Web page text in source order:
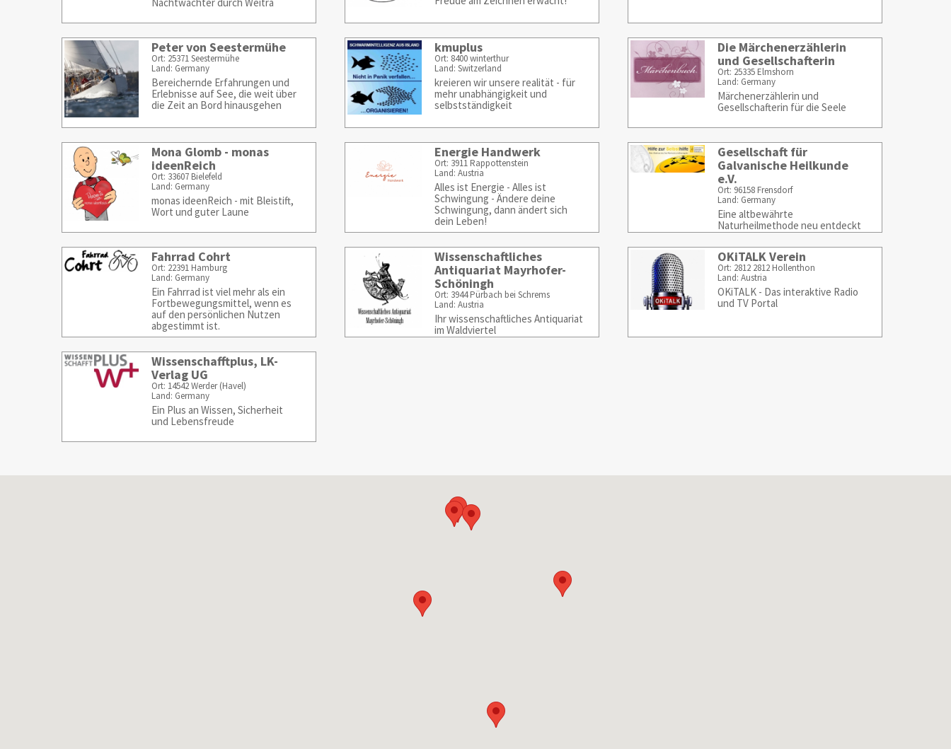
Peter von Seestermühe
Ort: 25371 Seestermühe
Land: Germany
Bereichernde Erfahrungen und
Erlebnisse auf See, die weit über
die Zeit an Bord hinausgehen
kmuplus
Ort: 8400 winterthur
Land: Switzerland
kreieren wir unsere realität - für
mehr unabhängigkeit und
selbstständigkeit
Die Märchenerzählerin
und Gesellschafterin
Ort: 25335 Elmshorn
Land: Germany
Märchenerzählerin und
Gesellschafterin für die Seele
Mona Glomb - monas
ideenReich
Ort: 33607 Bielefeld
Land: Germany
monas ideenReich - mit Bleistift,
Wort und guter Laune
Energie Handwerk
Ort: 3911 Rappottenstein
Land: Austria
Alles ist Energie - Alles ist
Schwingung - Ändere deine
Schwingung, dann ändert sich
dein Leben!
Gesellschaft für
Galvanische Heilkunde
e.V.
Ort: 96158 Frensdorf
Land: Germany
Eine altbewährte
Naturheilmethode neu entdeckt
- Hilfe zur Selbsthilfe
Fahrrad Cohrt
Ort: 22391 Hamburg
Land: Germany
Ein Fahrrad ist viel mehr als ein
Fortbewegungsmittel, wenn es
auf den persönlichen Nutzen
abgestimmt ist.
Wissenschaftliches
Antiquariat Mayrhofer-
Schöningh
Ort: 3944 Pürbach bei Schrems
Land: Austria
Ihr wissenschaftliches Antiquariat
im Waldviertel
OKiTALK Verein
Ort: 2812 2812 Hollenthon
Land: Austria
OKiTALK - Das interaktive Radio
und TV Portal
Wissenschafftplus, LK-
Verlag UG
Ort: 14542 Werder (Havel)
Land: Germany
Ein Plus an Wissen, Sicherheit
und Lebensfreude